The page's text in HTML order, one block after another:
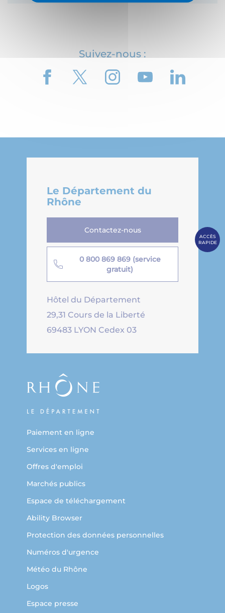
ACCÈS
RAPIDE
Suivez-nous :
Paiement en ligne
Services en ligne
Offres d'emploi
Marchés publics
Espace de téléchargement
Ability Browser
Protection des données personnelles
Numéros d'urgence
Météo du Rhône
Logos
Espace presse
Le Département du
Rhône
Contactez-nous
0 800 869 869 (service
gratuit)
Hôtel du Département
29,31 Cours de la Liberté
69483 LYON Cedex 03